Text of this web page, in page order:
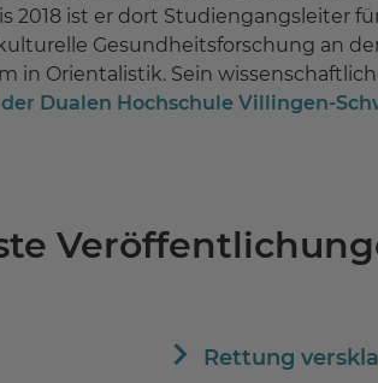
2018 ist er dort Studiengangsleiter
Gesundheitsforschung an
Orientalistik. Sein
Dualen Hochschule Villingen-
Rettung